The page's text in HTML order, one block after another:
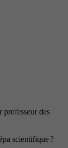
des
scientifique ?